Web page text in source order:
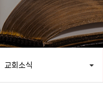
교회소식